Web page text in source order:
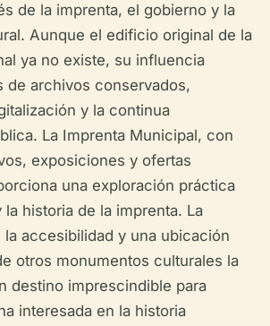
de la imprenta, el gobierno y la
Aunque el edificio original de la
ya no existe, su influencia
de archivos conservados,
y la continua
La Imprenta Municipal, con
exposiciones y ofertas
una exploración práctica
la historia de la imprenta. La
la accesibilidad y una ubicación
otros monumentos culturales la
destino imprescindible para
interesada en la historia